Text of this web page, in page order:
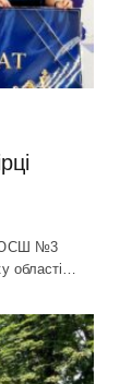
ДЮСШ №3
області…